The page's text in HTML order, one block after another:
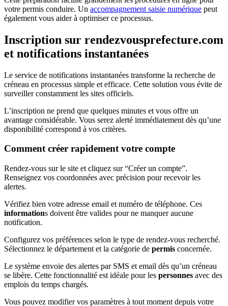
votre permis conduire. Un accompagnement saisie numérique peut
également vous aider à optimiser ce processus.
Inscription sur rendezvousprefecture.com
et notifications instantanées
Le service de notifications instantanées transforme la recherche de
créneau en processus simple et efficace. Cette solution vous évite de
surveiller constamment les sites officiels.
L’inscription ne prend que quelques minutes et vous offre un
avantage considérable. Vous serez alerté immédiatement dès qu’une
disponibilité correspond à vos critères.
Comment créer rapidement votre compte
Rendez-vous sur le site et cliquez sur “Créer un compte”.
Renseignez vos coordonnées avec précision pour recevoir les
alertes.
Vérifiez bien votre adresse email et numéro de téléphone. Ces
informations doivent être valides pour ne manquer aucune
notification.
Configurez vos préférences selon le type de rendez-vous recherché.
Sélectionnez le département et la catégorie de permis concernée.
Le système envoie des alertes par SMS et email dès qu’un créneau
se libère. Cette fonctionnalité est idéale pour les personnes avec des
emplois du temps chargés.
Vous pouvez modifier vos paramètres à tout moment depuis votre